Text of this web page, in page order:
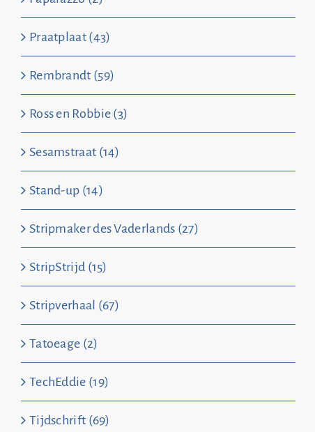
Praatplaat (43)
Rembrandt (59)
Ross en Robbie (3)
Sesamstraat (14)
Stand-up (14)
Stripmaker des Vaderlands (27)
StripStrijd (15)
Stripverhaal (67)
Tatoeage (2)
TechEddie (19)
Tijdschrift (69)